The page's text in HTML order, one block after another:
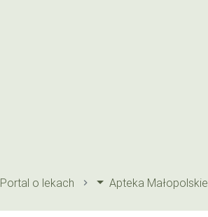
Portal o lekach Apteka Małopolskie